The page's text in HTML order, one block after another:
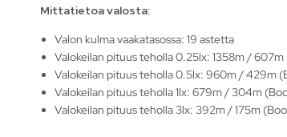
Mittatietoa valosta:
Valon kulma vaakatasossa: 19 astetta
Valokeilan pituus teholla 0.25lx: 1358m /
Valokeilan pituus teholla 0.5lx: 960m / 429m
Valokeilan pituus teholla 1lx: 679m / 304m
Valokeilan pituus teholla 3lx: 392m / 175m